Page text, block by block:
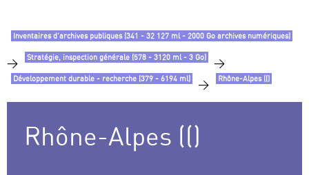
Inventaires d’archives publiques (341 - 32 127 ml - 2000 Go archives numériques)
> Stratégie, inspection générale (578 - 3120 ml - 3 Go) >
Développement durable - recherche (379 - 6194 ml) > Rhône-Alpes (()
Rhône-Alpes (()